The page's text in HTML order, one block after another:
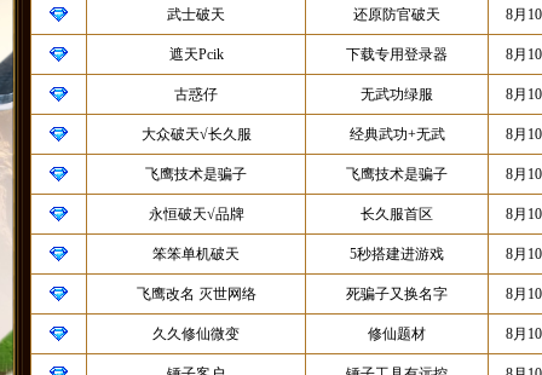
武士破天 还原防官破天 8月
遮天Pcik 下载专用登录器 8月
古惑仔 无武功绿服 8月
大众破天√长久服 经典武功+无武 8月
飞鹰技术是骗子 飞鹰技术是骗子 8月
永恒破天√品牌 长久服首区 8月
笨笨单机破天 5秒搭建进游戏 8月
飞鹰改名 灭世网络 死骗子又换名字 8月
久久修仙微变 修仙题材 8月